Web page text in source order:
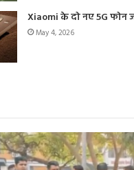
Xiaomi के दो नए 5G
May 4, 2026